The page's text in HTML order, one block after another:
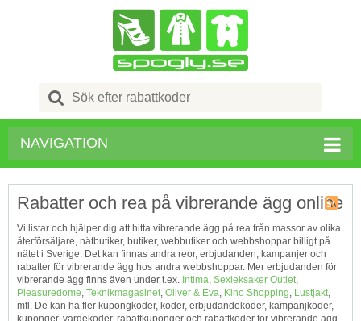
Search
for:
NAVIGATION
Tagg
RSS
Rabatter och rea på vibrerande ägg online
Vi listar och hjälper dig att hitta vibrerande ägg på rea från massor av olika
återförsäljare, nätbutiker, butiker, webbutiker och webbshoppar billigt på
nätet i Sverige. Det kan finnas andra reor, erbjudanden, kampanjer och
rabatter för vibrerande ägg hos andra webbshoppar. Mer erbjudanden för
vibrerande ägg finns även under t.ex. Intima, Sexleksaker Outlet,
Pleasuredome, Teknikmagasinet, Oliver & Eva, Kino Shopping, Lustjakt,
mfl. De kan ha fler kupongkoder, koder, erbjudandekoder, kampanjkoder,
kuponger, värdekoder, rabattkuponger och rabattkoder för vibrerande ägg